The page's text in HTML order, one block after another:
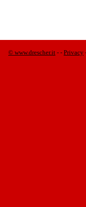
© www.drescher.it - - Privacy